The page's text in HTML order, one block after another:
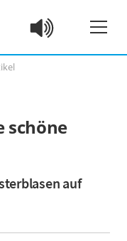
schöne
auf